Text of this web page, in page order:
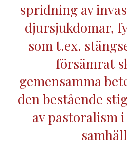
spridning av
djursjukdomar,
som t.ex.
försämrat
gemensamma
den bestående
av pastoralism